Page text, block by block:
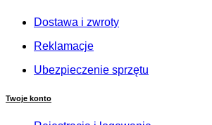
Dostawa i zwroty
Reklamacje
Ubezpieczenie sprzętu
Twoje konto